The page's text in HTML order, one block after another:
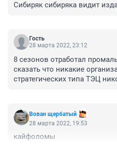
Сибиряк сибиряка видит
Гость
28 марта 2022, 23:12
8 сезонов отработал
сказать что никакие
стратегических типа ТЭЦ
постоянно, и всем пофиг. И
будет, никогда
Вован щербатый
28 марта 2022, 19:53
кайфоломы